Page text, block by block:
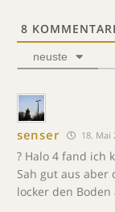
8
neuste
senser 18. Mai
? Halo 4 fand ich
Sah gut aus aber
locker den